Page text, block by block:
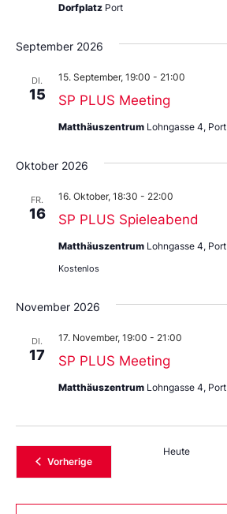
Dorfplatz Port
September 2026
DI.
15 SP PLUS Meeting
15. September, 19:00 - 21:00
Matthäuszentrum Lohngasse 4, Port
Oktober 2026
FR.
16 SP PLUS Spieleabend
16. Oktober, 18:30 - 22:00
Matthäuszentrum Lohngasse 4, Port
Kostenlos
November 2026
DI.
17 SP PLUS Meeting
17. November, 19:00 - 21:00
Matthäuszentrum Lohngasse 4, Port
VorherigeVeranstaltungen
Heute